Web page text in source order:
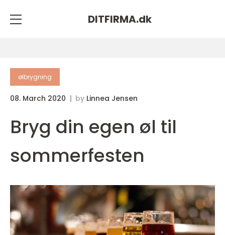
DITFIRMA.dk
ølbrygning
08. March 2020 by Linnea Jensen
Bryg din egen øl til
sommerfesten